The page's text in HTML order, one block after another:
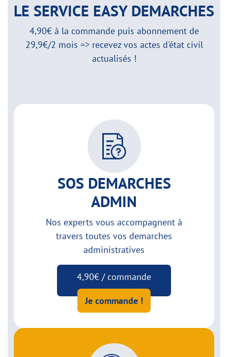
LE SERVICE EASY DEMARCHES
4,90€ à la commande puis abonnement de
29,9€/2 mois => recevez vos actes d'état civil
actualisés !
SOS DEMARCHES
ADMIN
Nos experts vous accompagnent à
travers toutes vos demarches
administratives
4,90€ / commande
Je commande !